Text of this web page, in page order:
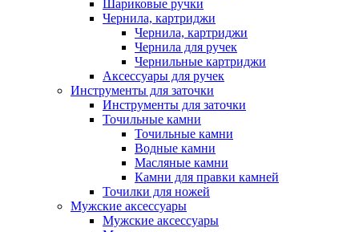
Шариковые ручки
Чернила, картриджи
Чернила, картриджи
Чернила для ручек
Чернильные картриджи
Аксессуары для ручек
Инструменты для заточки
Инструменты для заточки
Точильные камни
Точильные камни
Водные камни
Масляные камни
Камни для правки камней
Точилки для ножей
Мужские аксессуары
Мужские аксессуары